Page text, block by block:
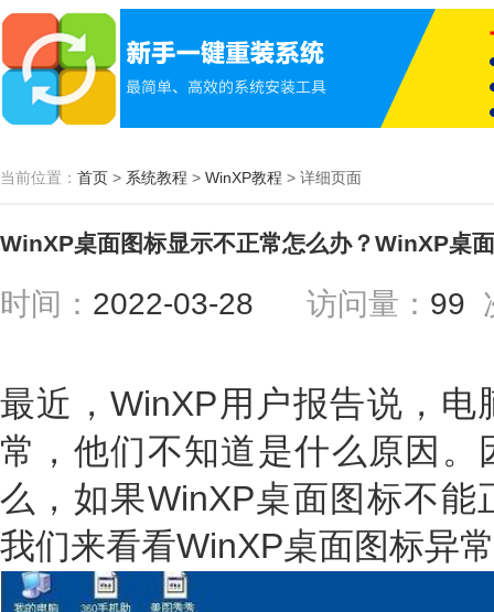
当前位置： 首页 > 系统教程 > WinXP教程 > 详细页面
WinXP桌面图标显示不正常怎么办？WinXP桌
时间： 2022-03-28 访问量： 99
最近，WinXP用户报告说，
常，他们不知道是什么原因
么，如果WinXP桌面图标不
我们来看看WinXP桌面图标异